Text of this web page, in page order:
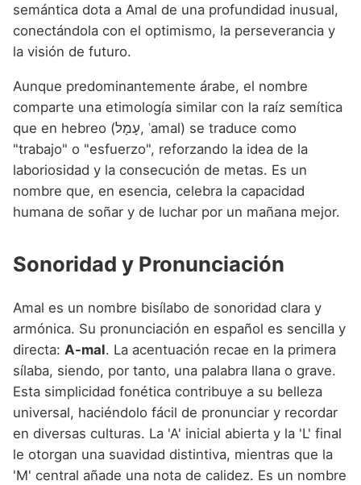
semántica dota a Amal de una profundidad inusual,
conectándola con el optimismo, la perseverancia y
la visión de futuro.
Aunque predominantemente árabe, el nombre
comparte una etimología similar con la raíz semítica
que en hebreo (עָמָל, ʿamal) se traduce como
"trabajo" o "esfuerzo", reforzando la idea de la
laboriosidad y la consecución de metas. Es un
nombre que, en esencia, celebra la capacidad
humana de soñar y de luchar por un mañana mejor.
Sonoridad y Pronunciación
Amal es un nombre bisílabo de sonoridad clara y
armónica. Su pronunciación en español es sencilla y
directa: A-mal. La acentuación recae en la primera
sílaba, siendo, por tanto, una palabra llana o grave.
Esta simplicidad fonética contribuye a su belleza
universal, haciéndolo fácil de pronunciar y recordar
en diversas culturas. La 'A' inicial abierta y la 'L' final
le otorgan una suavidad distintiva, mientras que la
'M' central añade una nota de calidez. Es un nombre